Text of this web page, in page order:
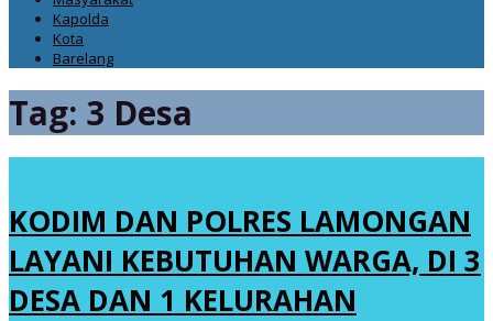
Kapolda
Kota
Barelang
Tag: 3 Desa
KODIM DAN POLRES LAMONGAN
LAYANI KEBUTUHAN WARGA, DI 3
DESA DAN 1 KELURAHAN